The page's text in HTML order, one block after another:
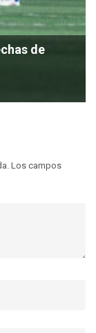
de
Los campos